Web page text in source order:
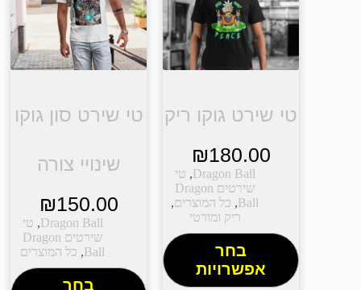
טי שירט גוקו ריק
₪180.00
Dragon Ball
, טי
שירטים Dragon
Ball
, כל המוצרים,
ריק ומורטי
בחר
אפשרויות
טי שירט סון גוקו
שינויי צורה
₪150.00
Dragon Ball
, טי
שירטים Dragon
Ball
, כל המוצרים
בחר